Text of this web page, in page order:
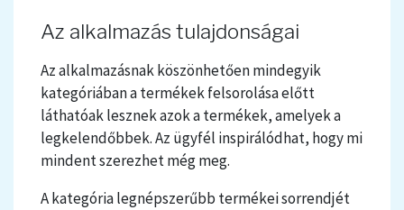
Az alkalmazás tulajdonságai
Az alkalmazásnak köszönhetően mindegyik
kategóriában a termékek felsorolása előtt
láthatóak lesznek azok a termékek, amelyek a
legkelendőbbek. Az ügyfél inspirálódhat, hogy mi
mindent szerezhet még meg.
A kategória legnépszerűbb termékei sorrendjét